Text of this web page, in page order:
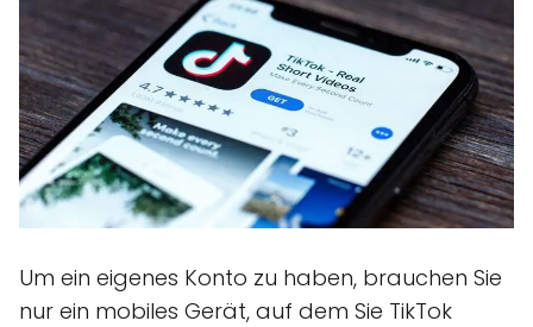
Um ein eigenes Konto zu haben, brauchen Sie
nur ein mobiles Gerät, auf dem Sie TikTok